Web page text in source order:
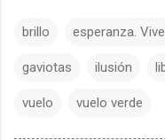
brillo esperanza.
gaviotas ilusión
vuelo vuelo verde